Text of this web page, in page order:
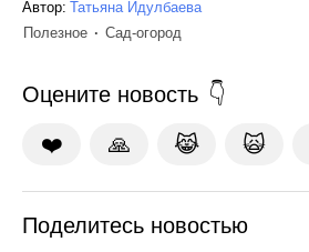
Автор: Татьяна Идулбаева
Полезное
Сад-огород
Оцените новость
❤️ 🙏 😹 🙀
Поделитесь новостью